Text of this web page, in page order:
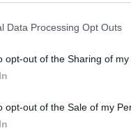
Data Processing Opt Outs
opt-out of the Sharing of my
opt-out of the Sale of my
mandato, a
para o
Temos uma